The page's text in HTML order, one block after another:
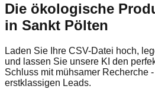
Die ökologische
in Sankt Pölten
Laden Sie Ihre CSV-Datei hoch,
und lassen Sie unsere KI den
Schluss mit mühsamer Recherche
erstklassigen Leads.